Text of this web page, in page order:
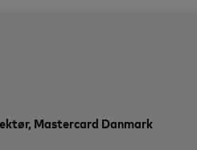
Mastercard Danmark